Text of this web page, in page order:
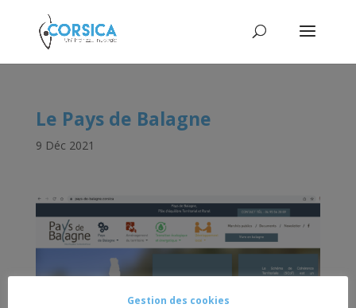
Le Pays de Balagne
9 Déc 2021
Gestion des cookies